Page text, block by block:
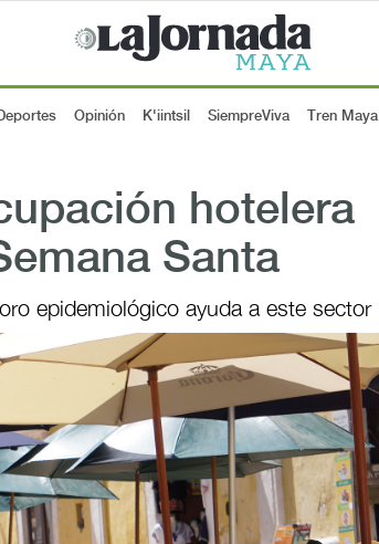
Opinión K'iintsil SiempreViva Tren Maya
hotelera
Santa
epidemiológico ayuda a este sector